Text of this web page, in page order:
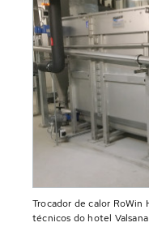
Trocador de calor RoWin
técnicos do hotel Valsana